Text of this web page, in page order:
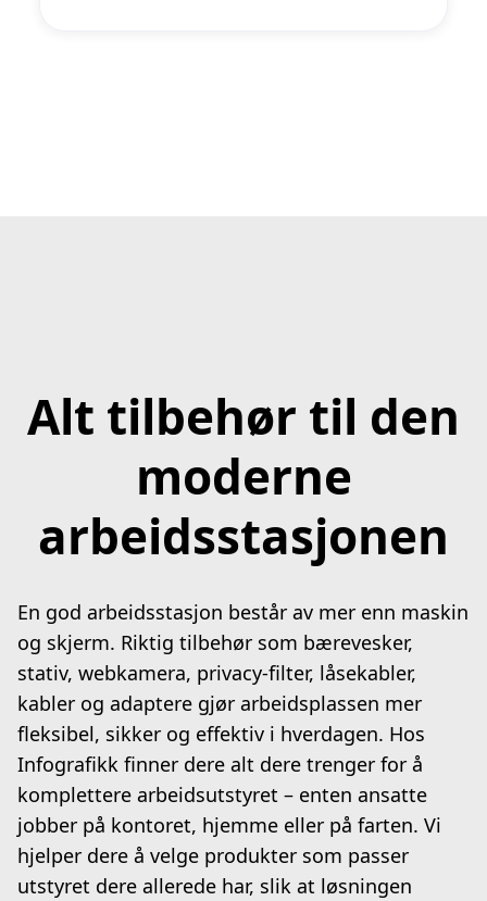
Alt tilbehør til den
moderne
arbeidsstasjonen
En god arbeidsstasjon består av mer enn maskin
og skjerm. Riktig tilbehør som bærevesker,
stativ, webkamera, privacy-filter, låsekabler,
kabler og adaptere gjør arbeidsplassen mer
fleksibel, sikker og effektiv i hverdagen. Hos
Infografikk finner dere alt dere trenger for å
komplettere arbeidsutstyret – enten ansatte
jobber på kontoret, hjemme eller på farten. Vi
hjelper dere å velge produkter som passer
utstyret dere allerede har, slik at løsningen